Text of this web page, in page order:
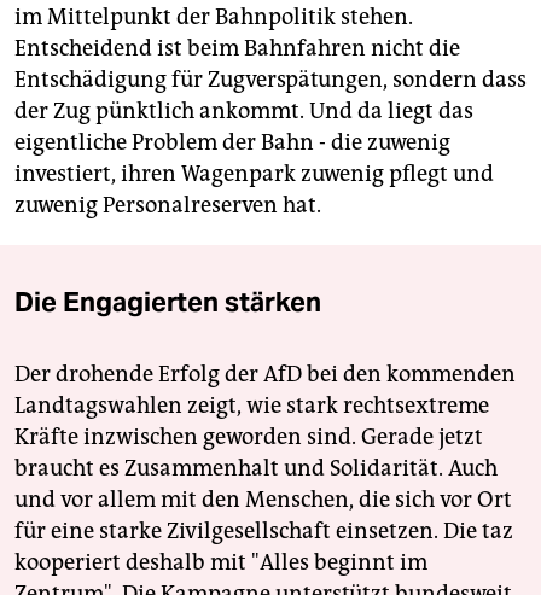
im Mittelpunkt der Bahnpolitik stehen.
Entscheidend ist beim Bahnfahren nicht die
Entschädigung für Zugverspätungen, sondern dass
der Zug pünktlich ankommt. Und da liegt das
eigentliche Problem der Bahn - die zuwenig
investiert, ihren Wagenpark zuwenig pflegt und
zuwenig Personalreserven hat.
Die Engagierten stärken
Der drohende Erfolg der AfD bei den kommenden
Landtagswahlen zeigt, wie stark rechtsextreme
Kräfte inzwischen geworden sind. Gerade jetzt
braucht es Zusammenhalt und Solidarität. Auch
und vor allem mit den Menschen, die sich vor Ort
für eine starke Zivilgesellschaft einsetzen. Die taz
kooperiert deshalb mit "Alles beginnt im